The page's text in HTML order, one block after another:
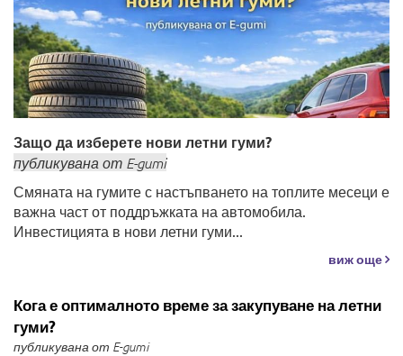
Защо да изберете нови летни гуми?
публикувана от E-gumi
Смяната на гумите с настъпването на топлите месеци е
важна част от поддръжката на автомобила.
Инвестицията в нови летни гуми...
виж още
Кога е оптималното време за закупуване на летни
гуми?
публикувана от E-gumi